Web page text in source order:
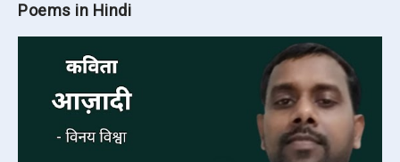
Poems in Hindi